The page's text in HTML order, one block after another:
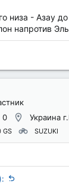
низа - Азау
напротив
0 Украина
GS SUZUKI